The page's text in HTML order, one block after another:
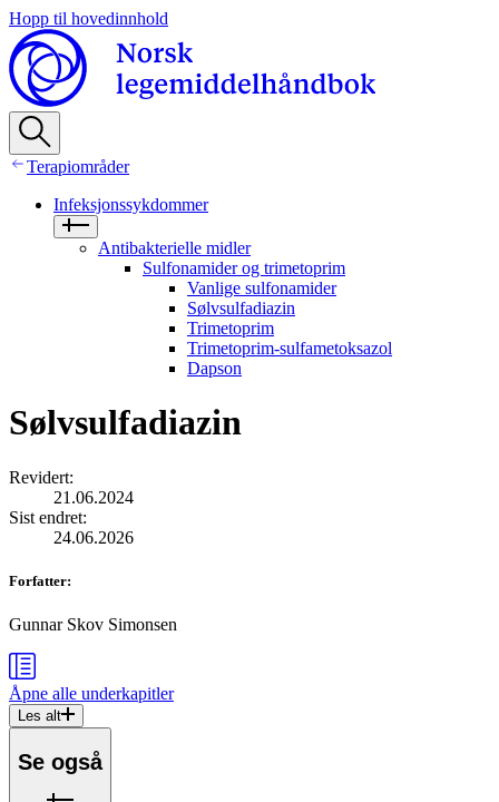
Hopp til hovedinnhold
Terapiområder
Infeksjonssykdommer
Antibakterielle midler
Sulfonamider og trimetoprim
Vanlige sulfonamider
Sølvsulfadiazin
Trimetoprim
Trimetoprim-sulfametoksazol
Dapson
Sølvsulfadiazin
Revidert:
21.06.2024
Sist endret:
24.06.2026
Forfatter:
Gunnar Skov Simonsen
Åpne alle underkapitler
Les alt
Se også